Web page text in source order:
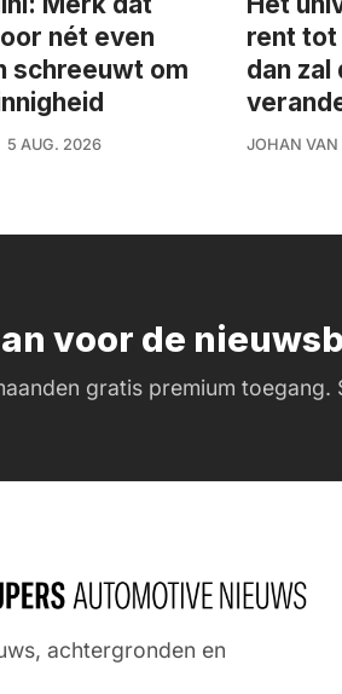
nét even
schreeuwt om
5 AUG. 2026
rent tot
dan zal
JOHAN VAN
voor de
gratis premium toegang.
achtergronden en